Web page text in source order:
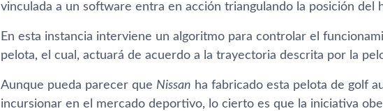
vinculada a un software entra en acción triangulando la posición del
En esta instancia interviene un algoritmo para controlar el
pelota, el cual, actuará de acuerdo a la trayectoria descrita por la
Aunque pueda parecer que Nissan ha fabricado esta pelota de golf
incursionar en el mercado deportivo, lo cierto es que la iniciativa